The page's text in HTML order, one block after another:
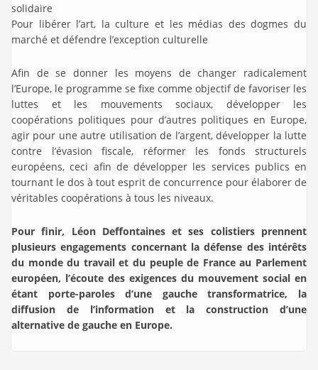
solidaire
Pour libérer l’art, la culture et les médias des dogmes du
marché et défendre l’exception culturelle
Afin de se donner les moyens de changer radicalement
l’Europe, le programme se fixe comme objectif de favoriser les
luttes et les mouvements sociaux, développer les
coopérations politiques pour d’autres politiques en Europe,
agir pour une autre utilisation de l’argent, développer la lutte
contre l’évasion fiscale, réformer les fonds structurels
européens, ceci afin de développer les services publics en
tournant le dos à tout esprit de concurrence pour élaborer de
véritables coopérations à tous les niveaux.
Pour finir, Léon Deffontaines et ses colistiers prennent
plusieurs engagements concernant la défense des intérêts
du monde du travail et du peuple de France au Parlement
européen, l’écoute des exigences du mouvement social en
étant porte-paroles d’une gauche transformatrice, la
diffusion de l’information et la construction d’une
alternative de gauche en Europe.